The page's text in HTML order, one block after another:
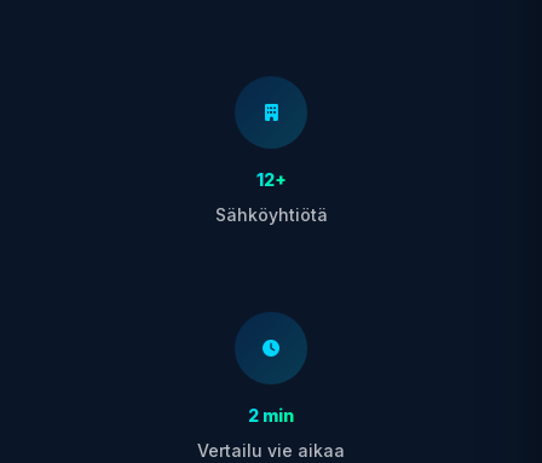
12+
Sähköyhtiötä
2 min
Vertailu vie aikaa